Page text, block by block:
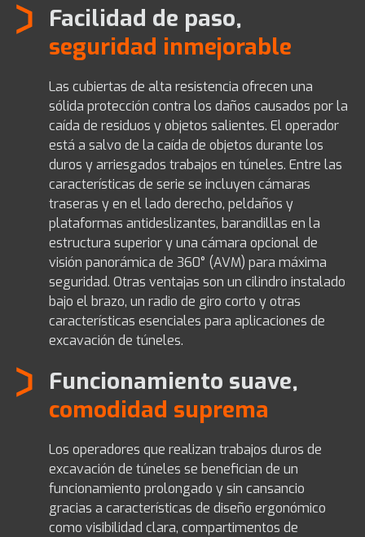
Facilidad de paso,
seguridad inmejorable
Las cubiertas de alta resistencia ofrecen una
sólida protección contra los daños causados por la
caída de residuos y objetos salientes. El operador
está a salvo de la caída de objetos durante los
duros y arriesgados trabajos en túneles. Entre las
características de serie se incluyen cámaras
traseras y en el lado derecho, peldaños y
plataformas antideslizantes, barandillas en la
estructura superior y una cámara opcional de
visión panorámica de 360° (AVM) para máxima
seguridad. Otras ventajas son un cilindro instalado
bajo el brazo, un radio de giro corto y otras
características esenciales para aplicaciones de
excavación de túneles.
Funcionamiento suave,
comodidad suprema
Los operadores que realizan trabajos duros de
excavación de túneles se benefician de un
funcionamiento prolongado y sin cansancio
gracias a características de diseño ergonómico
como visibilidad clara, compartimentos de